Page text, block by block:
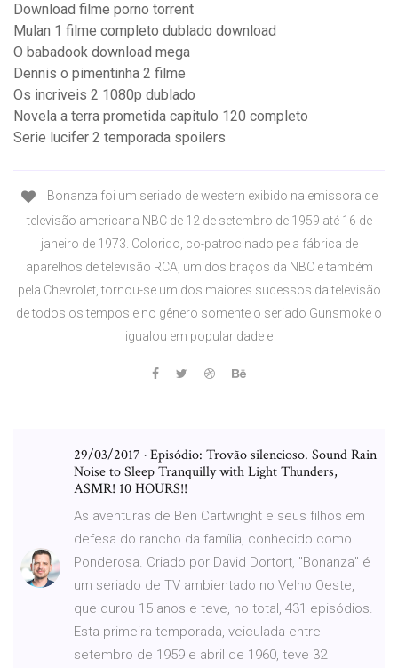
Download filme porno torrent
Mulan 1 filme completo dublado download
O babadook download mega
Dennis o pimentinha 2 filme
Os incriveis 2 1080p dublado
Novela a terra prometida capitulo 120 completo
Serie lucifer 2 temporada spoilers
Bonanza foi um seriado de western exibido na emissora de
televisão americana NBC de 12 de setembro de 1959 até 16 de
janeiro de 1973. Colorido, co-patrocinado pela fábrica de
aparelhos de televisão RCA, um dos braços da NBC e também
pela Chevrolet, tornou-se um dos maiores sucessos da televisão
de todos os tempos e no gênero somente o seriado Gunsmoke o
igualou em popularidade e
29/03/2017 · Episódio: Trovão silencioso. Sound Rain
Noise to Sleep Tranquilly with Light Thunders,
ASMR! 10 HOURS!!
As aventuras de Ben Cartwright e seus filhos em
defesa do rancho da família, conhecido como
Ponderosa. Criado por David Dortort, "Bonanza" é
um seriado de TV ambientado no Velho Oeste,
que durou 15 anos e teve, no total, 431 episódios.
Esta primeira temporada, veiculada entre
setembro de 1959 e abril de 1960, teve 32